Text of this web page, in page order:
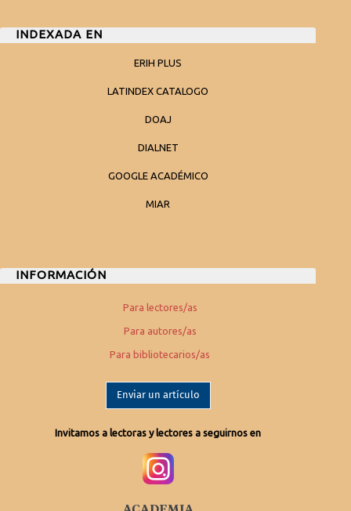
INDEXADA EN
ERIH PLUS
LATINDEX CATALOGO
DOAJ
DIALNET
GOOGLE ACADÉMICO
MIAR
INFORMACIÓN
Para lectores/as
Para autores/as
Para bibliotecarios/as
Enviar un artículo
Invitamos a lectoras y lectores a seguirnos en